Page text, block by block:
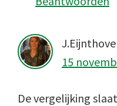
15
De vergelijking